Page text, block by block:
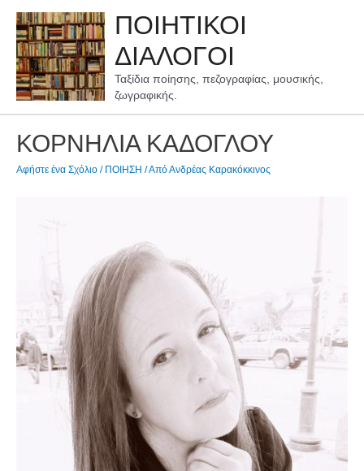
περιεχόμενο
ΠΟΙΗΤΙΚΟΙ
ΔΙΑΛΟΓΟΙ
Ταξίδια ποίησης, πεζογραφίας, μουσικής,
ζωγραφικής.
ΚΟΡΝΗΛΙΑ ΚΑΔΟΓΛΟΥ
Αφήστε ένα Σχόλιο / ΠΟΙΗΣΗ / ΑπόΑνδρέας Καρακόκκινος